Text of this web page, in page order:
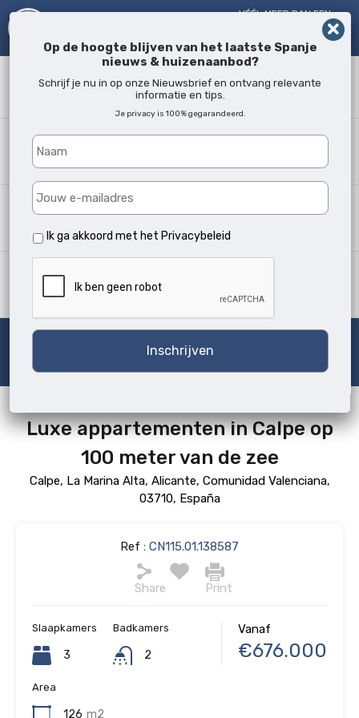
VÉÉL MEER DAN EEN
Waar?
Alle locaties
Woningtype
Alle soorten
Zoeken
Luxe appartementen in Calpe op
100 meter van de zee
Calpe, La Marina Alta, Alicante, Comunidad Valenciana,
03710, España
Ref : CN115.01.138587
Share Print
Vanaf
€676.000
Slaapkamers
3
Badkamers
2
Area
126 m2
Op de hoogte blijven van het laatste Spanje
nieuws & huizenaanbod?
Schrijf je nu in op onze Nieuwsbrief en ontvang relevante
informatie en tips.
Je privacy is 100% gegarandeerd.
Ik ga akkoord met het Privacybeleid